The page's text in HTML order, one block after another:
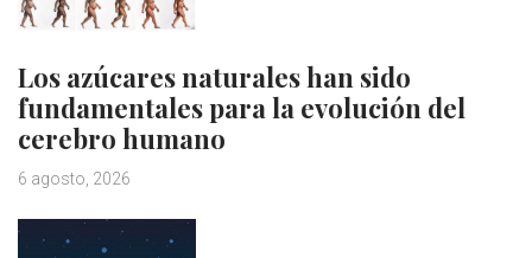
Los azúcares naturales han sido
fundamentales para la evolución del
cerebro humano
6 agosto, 2026